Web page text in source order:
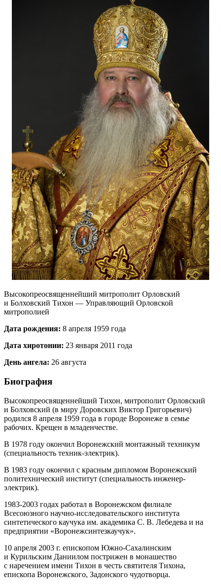
Высокопреосвященнейший митрополит Орловский
и Болховский Тихон — Управляющий Орловской
митрополией
Дата рождения: 8 апреля 1959 года
Дата хиротонии: 23 января 2011 года
День ангела: 26 августа
Биография
Высокопреосвященнейший Тихон, митрополит Орловский
и Болховский (в миру Доровских Виктор Григорьевич)
родился 8 апреля 1959 года в городе Воронеже в семье
рабочих. Крещен в младенчестве.
В 1978 году окончил Воронежский монтажный техникум
(специальность техник‐электрик).
В 1983 году окончил с красным дипломом Воронежский
политехнический институт (специальность инженер-
электрик).
1983-2003 годах работал в Воронежском филиале
Всесоюзного научно-исследовательского института
синтетического каучука им. академика С. В. Лебедева и на
предприятии «Воронежсинтезкаучук».
10 апреля 2003 г. епископом Южно‐Сахалинским
и Курильским Даниилом пострижен в монашество
с наречением имени Тихон в честь святителя Тихона,
епископа Воронежского, Задонского чудотворца.